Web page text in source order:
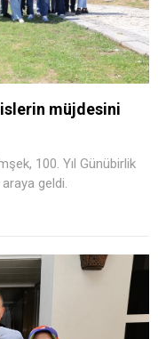
müjdesini
100. Yıl Günübirlik
geldi.